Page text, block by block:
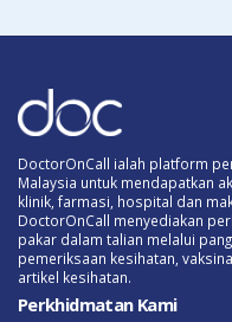
DoctorOnCall ialah platform
Malaysia untuk mendapatkan
klinik, farmasi, hospital dan
DoctorOnCall menyediakan
pakar dalam talian melalui
pemeriksaan kesihatan,
artikel kesihatan.
Perkhidmatan Kami